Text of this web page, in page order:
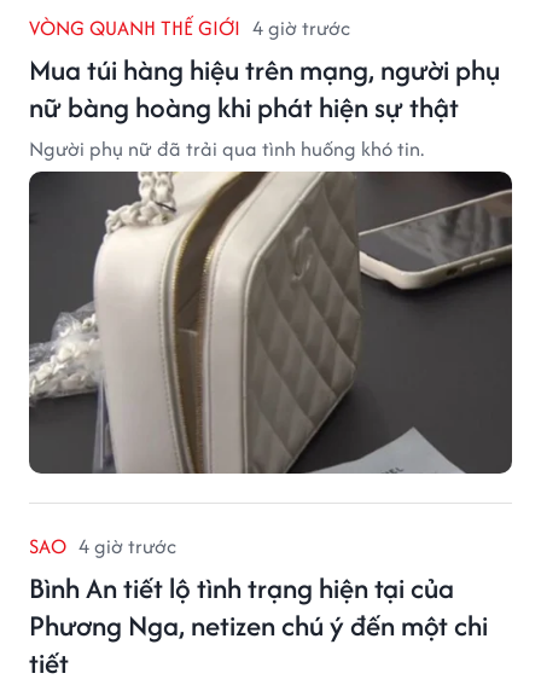
VÒNG QUANH THẾ GIỚI 4 giờ trước
Mua túi hàng hiệu trên mạng, người phụ
nữ bàng hoàng khi phát hiện sự thật
Người phụ nữ đã trải qua tình huống khó tin.
SAO 4 giờ trước
Bình An tiết lộ tình trạng hiện tại của
Phương Nga, netizen chú ý đến một chi
tiết